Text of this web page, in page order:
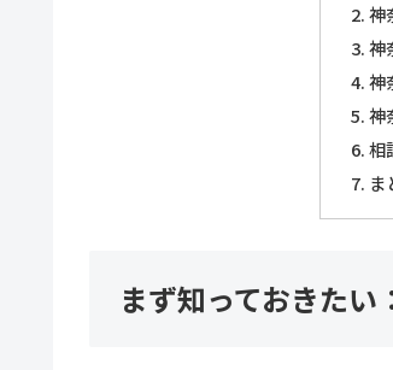
神
神
神
神
相
ま
まず知っておきた